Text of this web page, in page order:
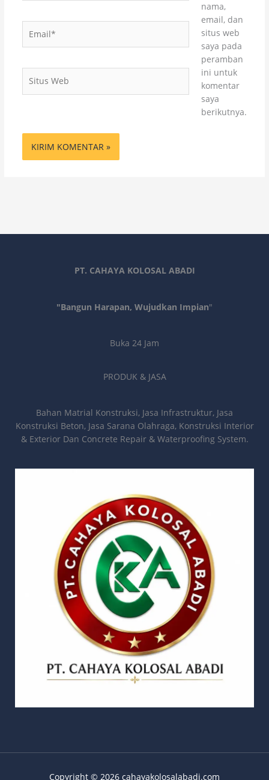
Web
nama,
email, dan
situs web
saya pada
peramban
ini untuk
komentar
saya
berikutnya.
PT. CAHAYA KOLOSAL ABADI
"Bangun Harapan, Wujudkan Impian"
Buka 24 Jam
PRODUK & JASA
Bahan Matrial Konstruksi, Jasa Infrastruktur, Jasa
Konstruksi Beton, Jasa Sarana Olahraga, Konstruksi Interior
& Exterior Dan Concrete Repair & Waterproofing System.
Copyright © 2026 cahayakolosalabadi.com